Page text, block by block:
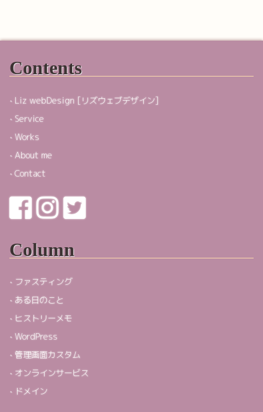
Contents
Liz webDesign [リズウェブデザイン]
Service
Works
About me
Contact
Column
ファスティング
ある日のこと
ヒストリーメモ
WordPress
管理画面カスタム
オンラインサービス
ドメイン